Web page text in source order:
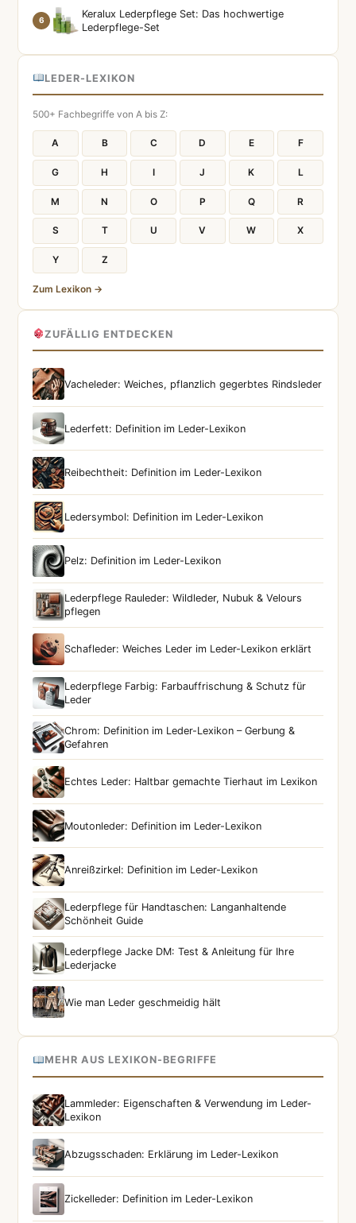
6
Keralux Lederpflege Set: Das hochwertige
Lederpflege-Set
LEDER-LEXIKON
500+ Fachbegriffe von A bis Z:
A B C D E F
G H I J K L
M N O P Q R
S T U V W X
Y Z
Zum Lexikon →
ZUFÄLLIG ENTDECKEN
Vacheleder: Weiches, pflanzlich gegerbtes Rindsleder
Lederfett: Definition im Leder-Lexikon
Reibechtheit: Definition im Leder-Lexikon
Ledersymbol: Definition im Leder-Lexikon
Pelz: Definition im Leder-Lexikon
Lederpflege Rauleder: Wildleder, Nubuk & Velours
pflegen
Schafleder: Weiches Leder im Leder-Lexikon erklärt
Lederpflege Farbig: Farbauffrischung & Schutz für
Leder
Chrom: Definition im Leder-Lexikon – Gerbung &
Gefahren
Echtes Leder: Haltbar gemachte Tierhaut im Lexikon
Moutonleder: Definition im Leder-Lexikon
Anreißzirkel: Definition im Leder-Lexikon
Lederpflege für Handtaschen: Langanhaltende
Schönheit Guide
Lederpflege Jacke DM: Test & Anleitung für Ihre
Lederjacke
Wie man Leder geschmeidig hält
MEHR AUS LEXIKON-BEGRIFFE
Lammleder: Eigenschaften & Verwendung im Leder-
Lexikon
Abzugsschaden: Erklärung im Leder-Lexikon
Zickelleder: Definition im Leder-Lexikon